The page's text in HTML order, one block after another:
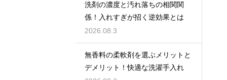
洗剤の濃度と汚れ落ちの相関関
係！入れすぎが招く逆効果とは
2026.08.3
無香料の柔軟剤を選ぶメリットと
デメリット！快適な洗濯手入れ